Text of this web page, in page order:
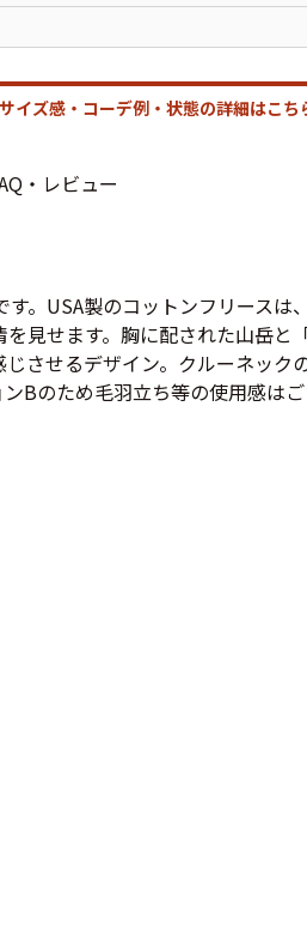
バンド
Tシャツ
サイズ感・コーデ例・状態の詳細はこ
・レビュー
。USA製のコットンフリース
見せます。胸に配された山岳
させるデザイン。クルーネッ
Bのため毛羽立ち等の使用感は